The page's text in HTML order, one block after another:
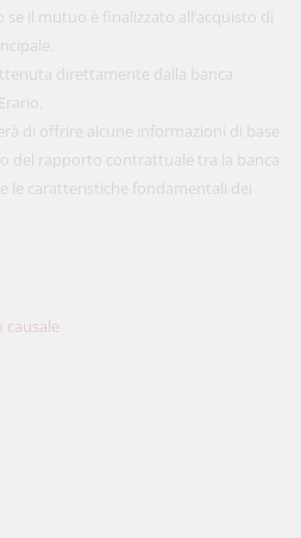
se il mutuo è finalizzato all’acquisto di
direttamente dalla banca
di offrire alcune informazioni di base
del rapporto contrattuale tra la banca
le caratteristiche fondamentali dei